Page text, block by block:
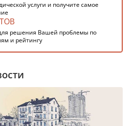
услуги и получите самое
решения Вашей проблемы по
и рейтингу